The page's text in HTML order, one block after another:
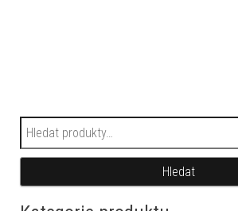
Hledat:
Hledat